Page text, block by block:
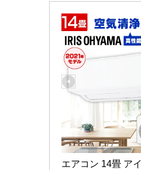
エアコン 14畳 ア